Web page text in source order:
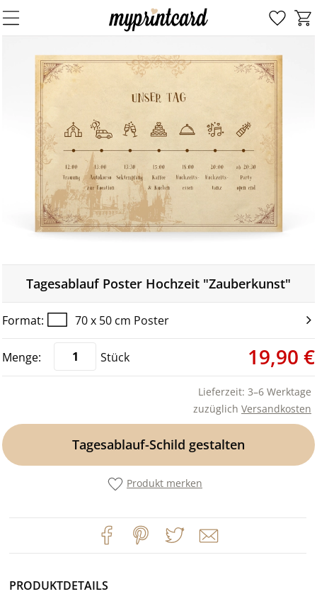
Tagesablauf Poster Hochzeit "Zauberkunst"
70 x 50 cm Poster
Stück 19,90 €
Lieferzeit: 3–6 Werktage
zuzüglich Versandkosten
Tagesablauf-Schild gestalten
Produkt merken
PRODUKTDETAILS